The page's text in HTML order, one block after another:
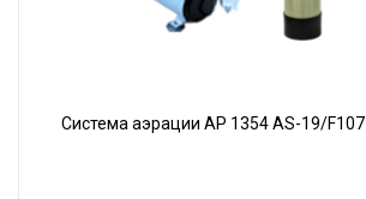
Система аэрации AP 1354 AS-19/F107